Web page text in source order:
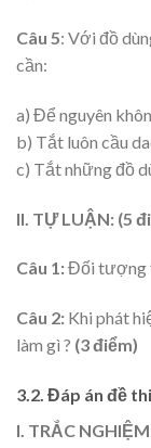
Câu 5: Với đồ
cần:
a) Để nguyên
b) Tắt luôn cầu
c) Tắt những đồ
II. TỰ LUẬN: (5
Câu 1:Đối tượng
Câu 2: Khi phát
làm gì ? (3điểm)
3.2. Đáp án đề
I. TRẮC NGHIỆM